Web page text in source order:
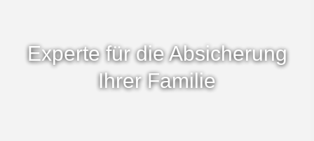
Experte für die Absicherung
Ihrer Familie